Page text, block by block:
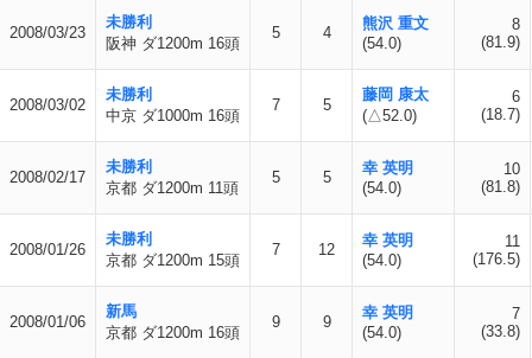
2008/03/23
未勝利
阪神 ダ1200m 16頭
5 4
熊沢 重文
(54.0)
8
(81.9)
2008/03/02
未勝利
中京 ダ1000m 16頭
7 5
藤岡 康太
(△52.0)
6
(18.7)
2008/02/17
未勝利
京都 ダ1200m 11頭
5 5
幸 英明
(54.0)
10
(81.8)
2008/01/26
未勝利
京都 ダ1200m 15頭
7 12
幸 英明
(54.0)
11
(176.5)
2008/01/06
新馬
京都 ダ1200m 16頭
9 9
幸 英明
(54.0)
7
(33.8)